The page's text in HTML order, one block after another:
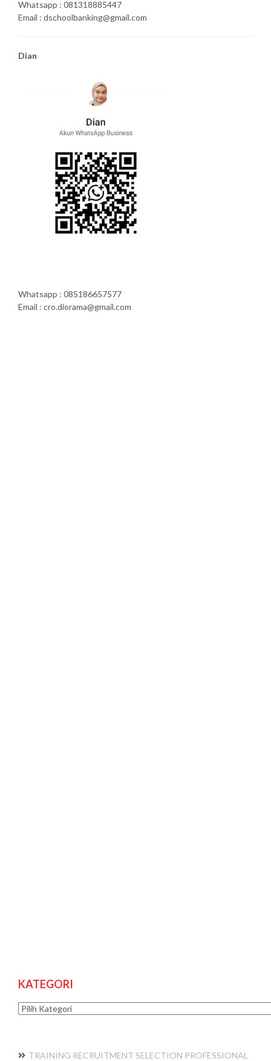
Whatsapp : 081318885447
Email : dschoolbanking@gmail.com
Dian
Whatsapp : 085186657577
Email : cro.diorama@gmail.com
KATEGORI
Kategori
TRAINING RECRUITMENT SELECTION PROFESSIONAL